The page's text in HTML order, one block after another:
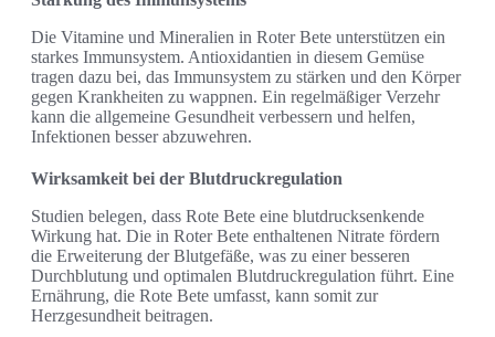
Die Vitamine und Mineralien in Roter Bete unterstützen ein
starkes Immunsystem. Antioxidantien in diesem Gemüse
tragen dazu bei, das Immunsystem zu stärken und den Körper
gegen Krankheiten zu wappnen. Ein regelmäßiger Verzehr
kann die allgemeine Gesundheit verbessern und helfen,
Infektionen besser abzuwehren.
Wirksamkeit bei der Blutdruckregulation
Studien belegen, dass Rote Bete eine blutdrucksenkende
Wirkung hat. Die in Roter Bete enthaltenen Nitrate fördern
die Erweiterung der Blutgefäße, was zu einer besseren
Durchblutung und optimalen Blutdruckregulation führt. Eine
Ernährung, die Rote Bete umfasst, kann somit zur
Herzgesundheit beitragen.